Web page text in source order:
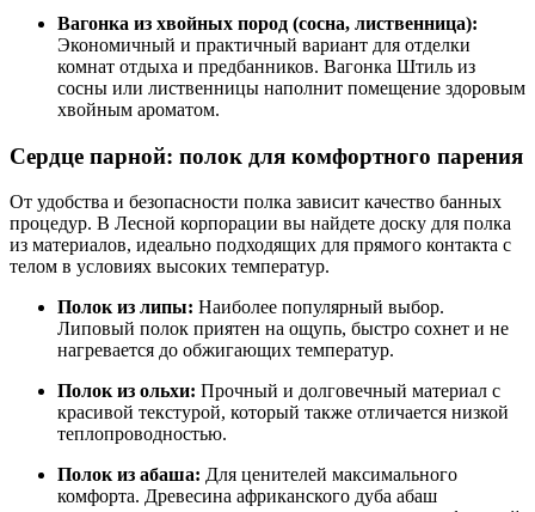
Вагонка из хвойных пород (сосна, лиственница):
Экономичный и практичный вариант для отделки
комнат отдыха и предбанников. Вагонка Штиль из
сосны или лиственницы наполнит помещение здоровым
хвойным ароматом.
Сердце парной: полок для комфортного парения
От удобства и безопасности полка зависит качество банных
процедур. В Лесной корпорации вы найдете доску для полка
из материалов, идеально подходящих для прямого контакта с
телом в условиях высоких температур.
Полок из липы: Наиболее популярный выбор.
Липовый полок приятен на ощупь, быстро сохнет и не
нагревается до обжигающих температур.
Полок из ольхи: Прочный и долговечный материал с
красивой текстурой, который также отличается низкой
теплопроводностью.
Полок из абаша: Для ценителей максимального
комфорта. Древесина африканского дуба абаш